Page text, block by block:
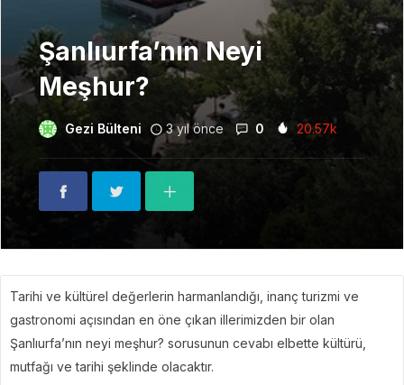
Şanlıurfa’nın Neyi
Meşhur?
Gezi Bülteni 3 yıl önce 0 20.57k
Tarihi ve kültürel değerlerin harmanlandığı, inanç turizmi ve
gastronomi açısından en öne çıkan illerimizden bir olan
Şanlıurfa’nın neyi meşhur? sorusunun cevabı elbette kültürü,
mutfağı ve tarihi şeklinde olacaktır.